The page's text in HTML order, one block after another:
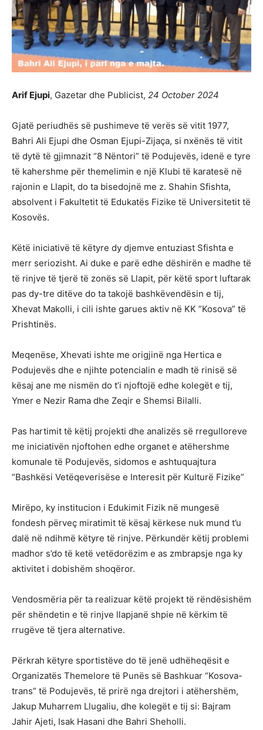
Arif Ejupi, Gazetar dhe Publicist, 24 October 2024
Gjatë periudhës së pushimeve të verës së vitit 1977,
Bahri Ali Ejupi dhe Osman Ejupi-Zijaça, si nxënës të vitit
të dytë të gjimnazit “8 Nëntori” të Podujevës, idenë e tyre
të kahershme për themelimin e një Klubi të karatesë në
rajonin e Llapit, do ta bisedojnë me z. Shahin Sfishta,
absolvent i Fakultetit të Edukatës Fizike të Universitetit të
Kosovës.
Këtë iniciativë të këtyre dy djemve entuziast Sfishta e
merr seriozisht. Ai duke e parë edhe dëshirën e madhe të
të rinjve të tjerë të zonës së Llapit, për këtë sport luftarak
pas dy-tre ditëve do ta takojë bashkëvendësin e tij,
Xhevat Makolli, i cili ishte garues aktiv në KK ”Kosova” të
Prishtinës.
Meqenëse, Xhevati ishte me origjinë nga Hertica e
Podujevës dhe e njihte potencialin e madh të rinisë së
kësaj ane me nismën do t’i njoftojë edhe kolegët e tij,
Ymer e Nezir Rama dhe Zeqir e Shemsi Bilalli.
Pas hartimit të këtij projekti dhe analizës së rregulloreve
me iniciativën njoftohen edhe organet e atëhershme
komunale të Podujevës, sidomos e ashtuquajtura
“Bashkësi Vetëqeverisëse e Interesit për Kulturë Fizike”
Mirëpo, ky institucion i Edukimit Fizik në mungesë
fondesh përveç miratimit të kësaj kërkese nuk mund t’u
dalë në ndihmë këtyre të rinjve. Përkundër këtij problemi
madhor s’do të ketë vetëdorëzim e as zmbrapsje nga ky
aktivitet i dobishëm shoqëror.
Vendosmëria për ta realizuar këtë projekt të rëndësishëm
për shëndetin e të rinjve llapjanë shpie në kërkim të
rrugëve të tjera alternative.
Përkrah këtyre sportistëve do të jenë udhëheqësit e
Organizatës Themelore të Punës së Bashkuar “Kosova-
trans” të Podujevës, të prirë nga drejtori i atëhershëm,
Jakup Muharrem Llugaliu, dhe kolegët e tij si: Bajram
Jahir Ajeti, Isak Hasani dhe Bahri Sheholli.